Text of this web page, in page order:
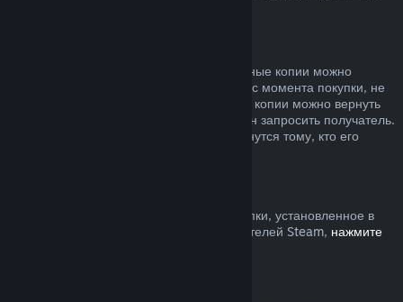
Средства за неактивированные подарочные копии можно
вернуть по обычным правилам (14 дней с момента покупки, не
больше 2 часов в игре). Активированные копии можно вернуть
по таким же условиям, но возврат должен запросить получатель.
Средства, потраченные на подарок, вернутся тому, кто его
Чтобы узнать, как право на отказ от покупки, установленное в
Европейском союзе, влияет на пользователей Steam, нажмите